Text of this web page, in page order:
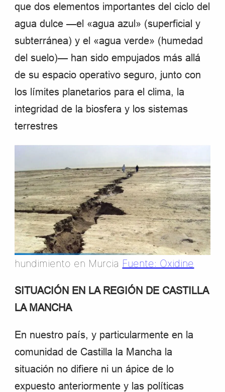
que dos elementos importantes del ciclo del
agua dulce —el «agua azul» (superficial y
subterránea) y el «agua verde» (humedad
del suelo)— han sido empujados más allá
de su espacio operativo seguro, junto con
los límites planetarios para el clima, la
integridad de la biosfera y los sistemas
terrestres
hundimiento en Murcia Fuente: Oxidine
SITUACIÓN EN LA REGIÓN DE CASTILLA
LA MANCHA
En nuestro país, y particularmente en la
comunidad de Castilla la Mancha la
situación no difiere ni un ápice de lo
expuesto anteriormente y las políticas